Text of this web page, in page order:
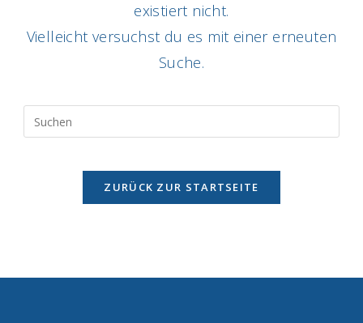
existiert nicht.
Vielleicht versuchst du es mit einer erneuten
Suche.
ZURÜCK ZUR STARTSEITE